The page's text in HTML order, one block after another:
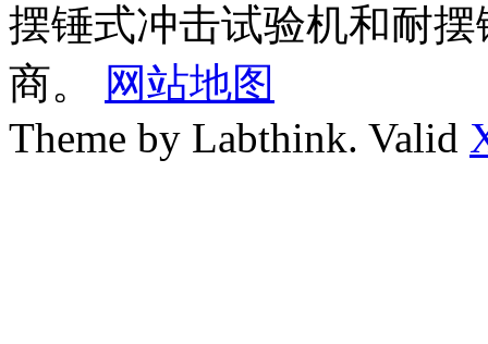
摆锤式冲击试验机和耐
商。
网站地图
Theme by Labthink. Valid